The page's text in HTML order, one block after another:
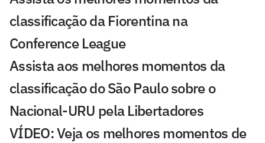
classificação da Fiorentina na
Conference League
Assista aos melhores momentos da
classificação do São Paulo sobre o
Nacional-URU pela Libertadores
VÍDEO: Veja os melhores momentos de